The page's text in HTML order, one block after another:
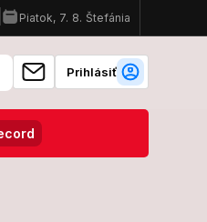
prilákala nechutná návnada!
Prihlásiť